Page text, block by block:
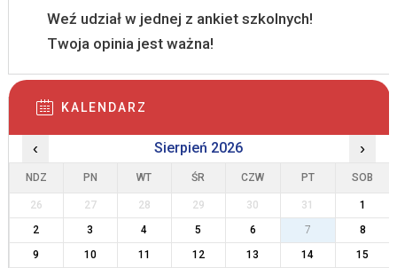
Weź udział w jednej z ankiet szkolnych!
Twoja opinia jest ważna!
KALENDARZ
‹ Sierpień 2026 ›
NDZ PN WT ŚR CZW PT SOB
26 27 28 29 30 31
1
2
3 4 5 6 7
8
9
10 11 12 13 14
15